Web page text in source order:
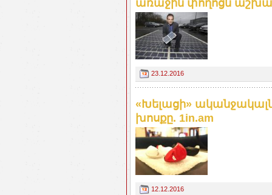
առաջին փողոցն
23.12.2016
«Խելացի»
խոսքը. 1in.am
12.12.2016